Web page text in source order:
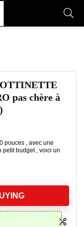
pas chère à
pouces , avec une
petit budget , voici un